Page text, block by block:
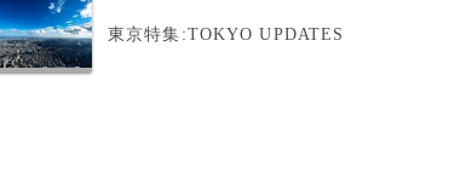
東京特集:TOKYO UPDATES